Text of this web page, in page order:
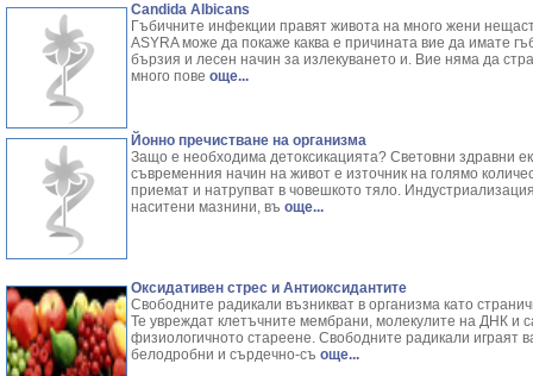
Candida Albicans
Гъбичните инфекции правят живота на много жени
ASYRA може да покаже каква е причината вие да имате
бързия и лесен начин за излекуването и. Вие няма дa
много пове още...
Йонно пречистване на организма
Защо е необходима детоксикацията? Световни здравни
съвременния начин на живот е източник на голямо
приемат и натрупват в човешкото тяло.
наситени мазнини, въ още...
Оксидативен стрес и Антиоксидантите
Свободните радикали възникват в организма като
Те увреждат клетъчните мембрани, молекулите на ДНК и
физиологичното стареене. Свободните радикали играят
белодробни и сърдечно-съ още...